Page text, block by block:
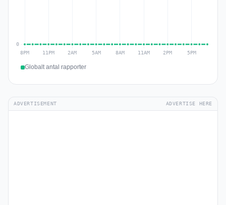
Globalt antal rapporter
ADVERTISEMENT ADVERTISE HERE